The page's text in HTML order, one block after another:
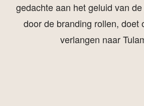
gedachte aan het geluid van
door de branding rollen, doet
verlangen naar